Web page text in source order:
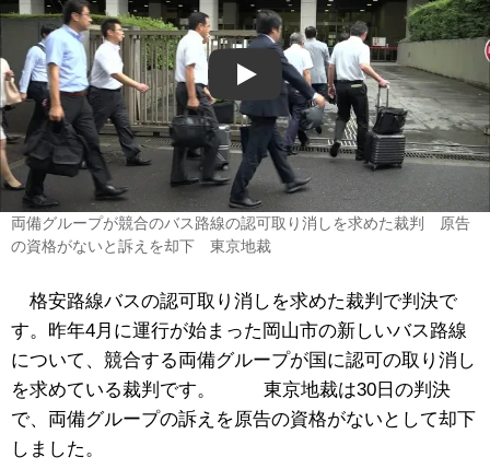
Play
両備グループが競合のバス路線の認可取り消しを求めた裁判 原告
の資格がないと訴えを却下 東京地裁
格安路線バスの認可取り消しを求めた裁判で判決で
す。昨年4月に運行が始まった岡山市の新しいバス路線
について、競合する両備グループが国に認可の取り消し
を求めている裁判です。 東京地裁は30日の判決
で、両備グループの訴えを原告の資格がないとして却下
しました。